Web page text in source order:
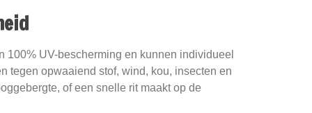
UV-bescherming en kunnen individueel
tegen opwaaiend stof, wind, kou, insecten en
of een snelle rit maakt op de